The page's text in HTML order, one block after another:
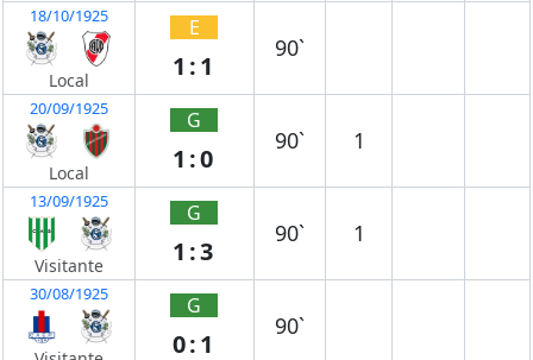
18/10/1925
Local
E
1:1
90`
20/09/1925
Local
G
1:0
90` 1
13/09/1925
Visitante
G
1:3
90` 1
30/08/1925 G
0:1
90`